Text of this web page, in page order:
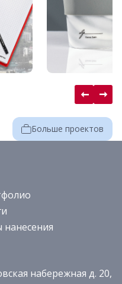
Больше проектов
набережная д. 20,